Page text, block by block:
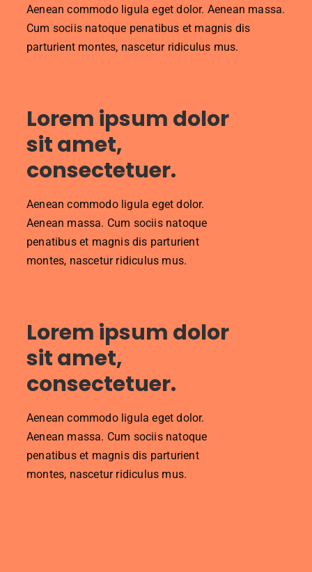
Aenean commodo ligula eget dolor. Aenean massa.
Cum sociis natoque penatibus et magnis dis
parturient montes, nascetur ridiculus mus.
Lorem ipsum dolor
sit amet,
consectetuer.
Aenean commodo ligula eget dolor.
Aenean massa. Cum sociis natoque
penatibus et magnis dis parturient
montes, nascetur ridiculus mus.
Lorem ipsum dolor
sit amet,
consectetuer.
Aenean commodo ligula eget dolor.
Aenean massa. Cum sociis natoque
penatibus et magnis dis parturient
montes, nascetur ridiculus mus.